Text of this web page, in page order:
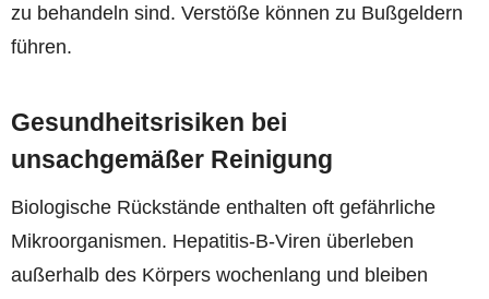
zu behandeln sind. Verstöße können zu Bußgeldern
führen.
Gesundheitsrisiken bei
unsachgemäßer Reinigung
Biologische Rückstände enthalten oft gefährliche
Mikroorganismen. Hepatitis-B-Viren überleben
außerhalb des Körpers wochenlang und bleiben